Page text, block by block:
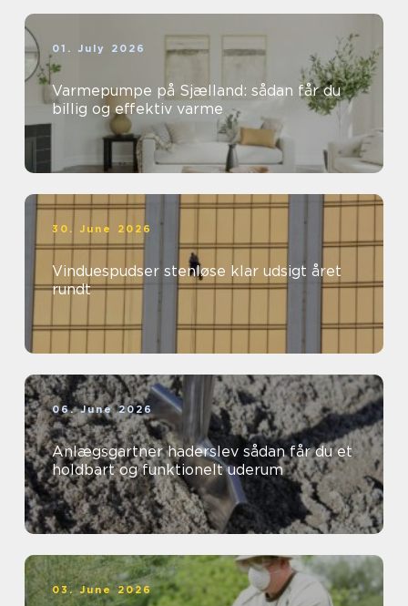
01. July 2026
Varmepumpe på Sjælland: sådan får du
billig og effektiv varme
30. June 2026
Vinduespudser stenløse klar udsigt året
rundt
06. June 2026
Anlægsgartner haderslev sådan får du et
holdbart og funktionelt uderum
03. June 2026